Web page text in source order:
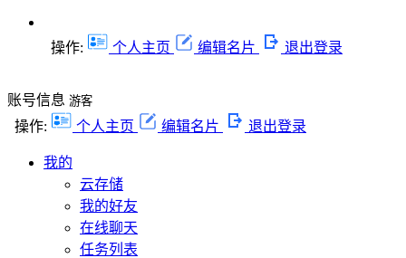
操作: 个人主页 编辑名片 退出登录
账号信息 游客
操作: 个人主页 编辑名片 退出登录
我的
云存储
我的好友
在线聊天
任务列表